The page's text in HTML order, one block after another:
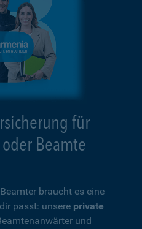
für
Beamte
braucht es eine
passt: unsere private
und